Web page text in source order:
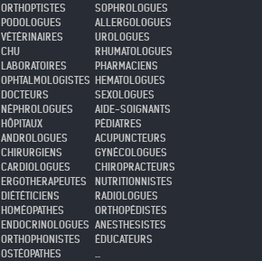
ORTHOPTISTES
PODOLOGUES
VÉTÉRINAIRES
CHU
LABORATOIRES
OPHTALMOLOGISTES
DOCTEURS
NÉPHROLOGUES
HÔPITAUX
ANDROLOGUES
CHIRURGIENS
CARDIOLOGUES
ERGOTHERAPEUTES
DIÉTÉTICIENS
HOMÉOPATHES
ENDOCRINOLOGUES
ORTHOPHONISTES
OSTÉOPATHES
SOPHROLOGUES
ALLERGOLOGUES
UROLOGUES
RHUMATOLOGUES
PHARMACIENS
HEMATOLOGUES
SEXOLOGUES
AIDE-SOIGNANTS
PÉDIATRES
ACUPUNCTEURS
GYNÉCOLOGUES
CHIROPRACTEURS
NUTRITIONNISTES
RADIOLOGUES
ORTHOPÉDISTES
ANESTHESISTES
ÉDUCATEURS
...